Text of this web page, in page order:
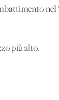
nel
più alto.